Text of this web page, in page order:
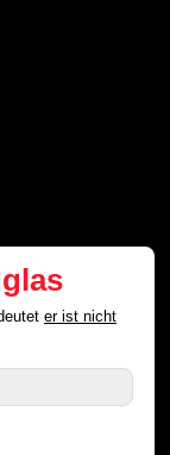
er ist nicht